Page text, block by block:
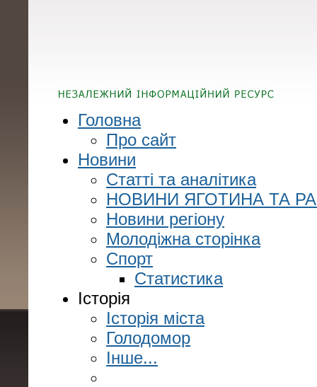
Головна
Про сайт
Новини
Статті та аналітика
НОВИНИ ЯГОТИНА ТА
Новини регіону
Молодіжна сторінка
Спорт
Статистика
Історія
Історія міста
Голодомор
Інше...